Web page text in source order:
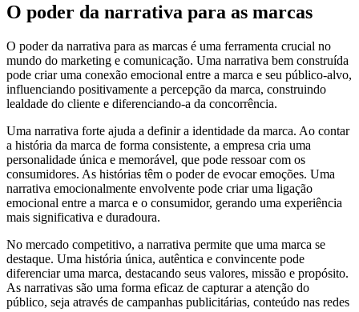
O poder da narrativa para as marcas
O poder da narrativa para as marcas é uma ferramenta crucial no
mundo do marketing e comunicação. Uma narrativa bem construída
pode criar uma conexão emocional entre a marca e seu público-alvo,
influenciando positivamente a percepção da marca, construindo
lealdade do cliente e diferenciando-a da concorrência.
Uma narrativa forte ajuda a definir a identidade da marca. Ao contar
a história da marca de forma consistente, a empresa cria uma
personalidade única e memorável, que pode ressoar com os
consumidores. As histórias têm o poder de evocar emoções. Uma
narrativa emocionalmente envolvente pode criar uma ligação
emocional entre a marca e o consumidor, gerando uma experiência
mais significativa e duradoura.
No mercado competitivo, a narrativa permite que uma marca se
destaque. Uma história única, autêntica e convincente pode
diferenciar uma marca, destacando seus valores, missão e propósito.
As narrativas são uma forma eficaz de capturar a atenção do
público, seja através de campanhas publicitárias, conteúdo nas redes